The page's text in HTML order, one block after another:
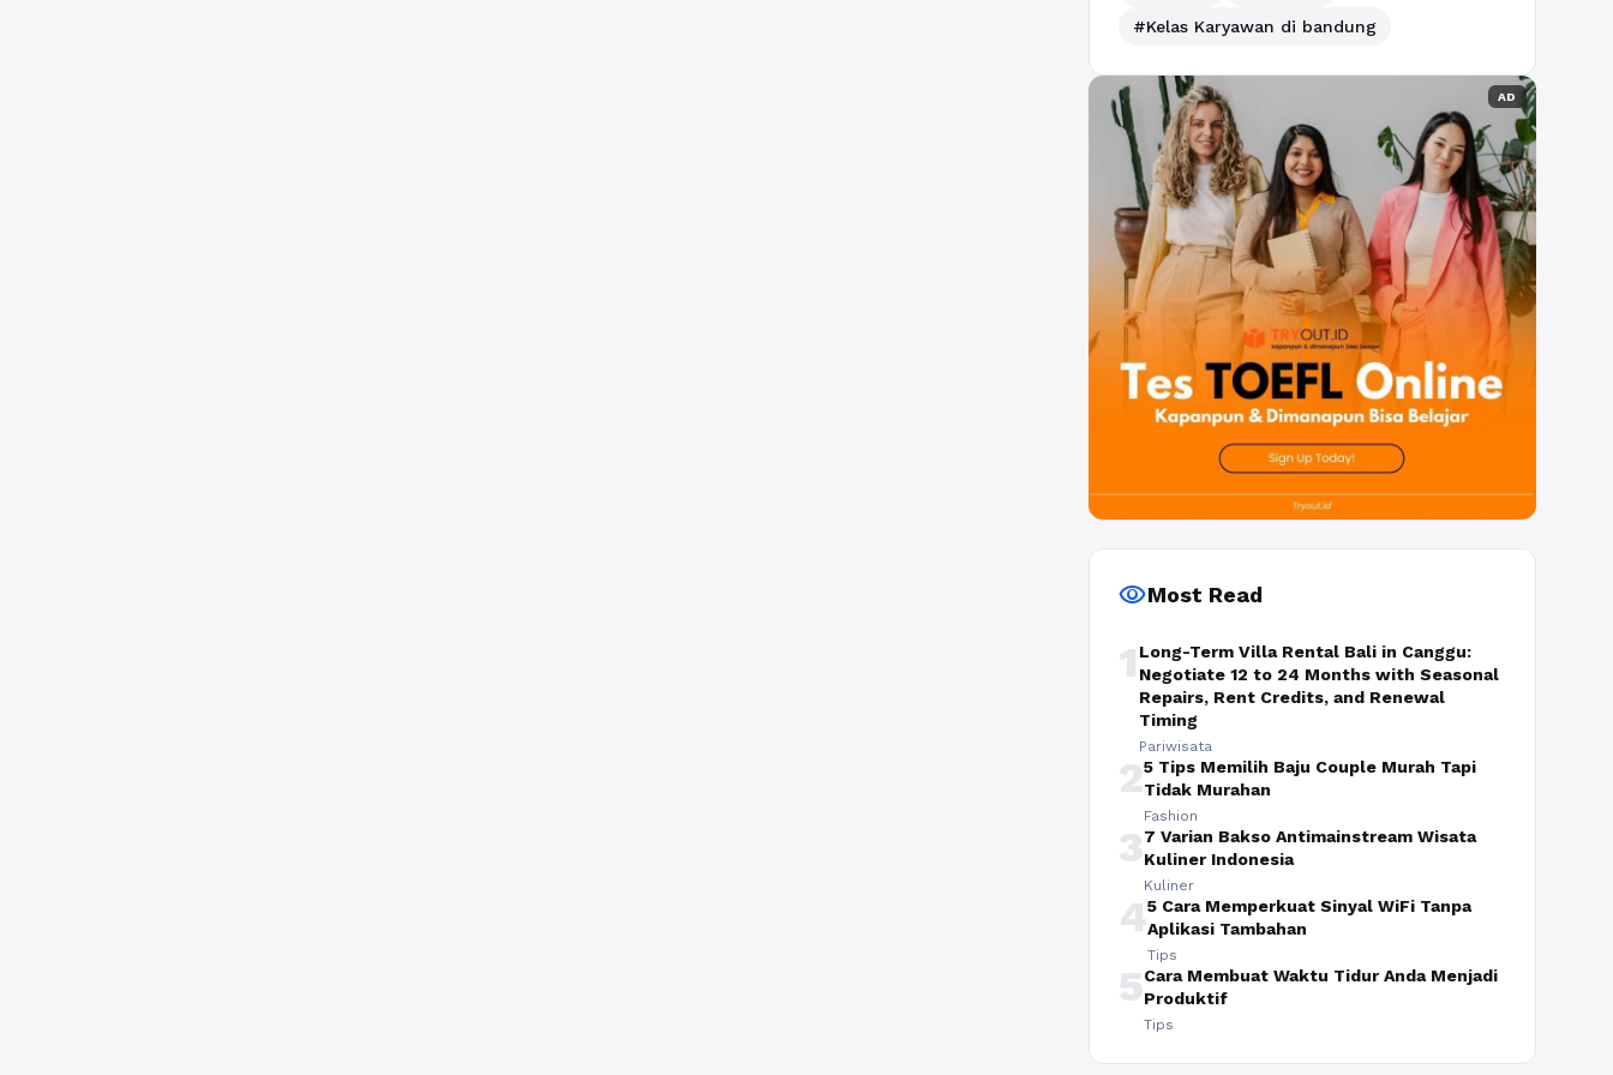
#Kelas Karyawan di bandung
AD
visibilityMost Read
1 Long-Term Villa Rental Bali in Canggu:
Negotiate 12 to 24 Months with Seasonal
Repairs, Rent Credits, and Renewal
Timing
Pariwisata
25 Tips Memilih Baju Couple Murah Tapi
Tidak Murahan
Fashion
37 Varian Bakso Antimainstream Wisata
Kuliner Indonesia
Kuliner
45 Cara Memperkuat Sinyal WiFi Tanpa
Aplikasi Tambahan
Tips
5Cara Membuat Waktu Tidur Anda Menjadi
Produktif
Tips